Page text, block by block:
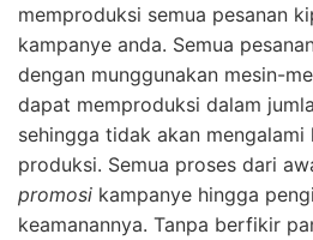
memproduksi semua pesanan
kampanye anda. Semua
dengan munggunakan mesin-
dapat memproduksi dalam
sehingga tidak akan
produksi. Semua proses dari
promosi kampanye hingga
keamanannya. Tanpa berfikir